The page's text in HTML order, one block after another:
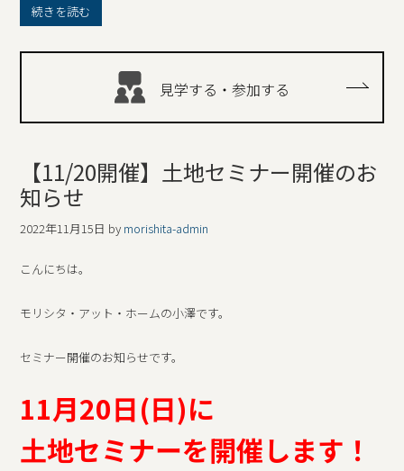
続きを読む
見学する・参加する
【11/20開催】土地セミナー開催のお
知らせ
2022年11月15日 by morishita-admin
こんにちは。
モリシタ・アット・ホームの小澤です。
セミナー開催のお知らせです。
11月20日(日)に
土地セミナーを開催します！